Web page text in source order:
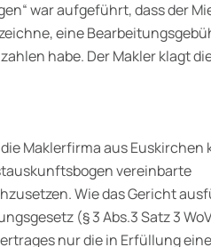
war aufgeführt, dass der
eine
habe. Der Makler klagt
Maklerfirma aus Euskirchen
vereinbarte
Wie das Gericht
(§ 3 Abs.3 Satz 3
nur die in Erfüllung